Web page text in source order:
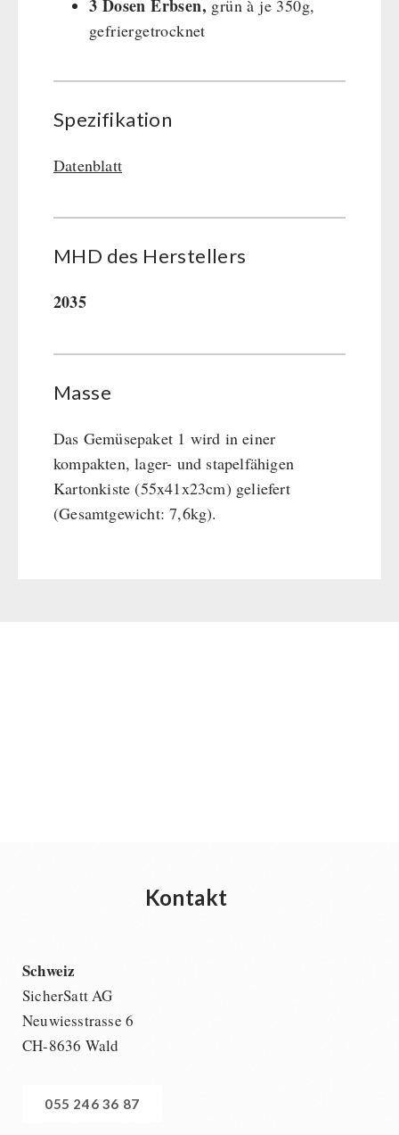
3 Dosen Erbsen, grün à je 350g,
gefriergetrocknet
Spezifikation
Datenblatt
MHD des Her­stel­lers
2035
Masse
Das Gemüsepaket 1 wird in einer
kompakten, lager- und stapelfähigen
Kartonkiste (55x41x23cm) geliefert
(Gesamtgewicht: 7,6kg).
Kontakt
Schweiz
SicherSatt AG
Neuwiesstrasse 6
CH-8636 Wald
055 246 36 87